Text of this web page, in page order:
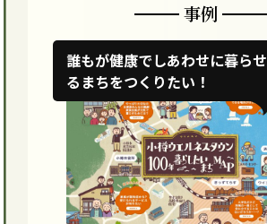
事例
誰もが健康でしあわせに暮らせ
るまちをつくりたい！